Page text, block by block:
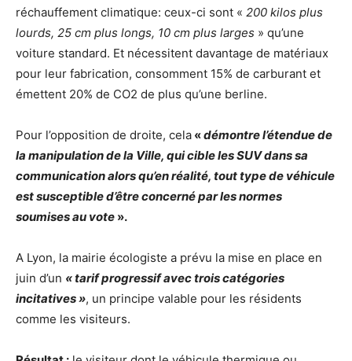
réchauffement climatique: ceux-ci sont « 200 kilos plus
lourds, 25 cm plus longs, 10 cm plus larges » qu’une
voiture standard. Et nécessitent davantage de matériaux
pour leur fabrication, consomment 15% de carburant et
émettent 20% de CO2 de plus qu’une berline.
Pour l’opposition de droite, cela «démontre l’étendue de
la manipulation de la Ville, qui cible les SUV dans sa
communication alors qu’en réalité, tout type de véhicule
est susceptible d’être concerné par les normes
soumises au vote ».
A Lyon, la mairie écologiste a prévu la mise en place en
juin d’un « tarif progressif avec trois catégories
incitatives », un principe valable pour les résidents
comme les visiteurs.